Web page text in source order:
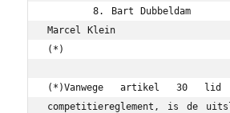
	8. Bart Dubbeldam                 -
Marcel Klein
(*)
(*)Vanwege artikel 30
competitiereglement, is de